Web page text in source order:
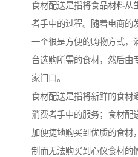
食材配送是指将食品材料从
者手中的过程。随着电商的
一个很是方便的购物方式，
台选购所需的食材，然后由
家门口。
食材配送是指将新鲜的食材
消费者手中的服务；食材配
加便捷地购买到优质的食材
制而无法购买到心仪食材的